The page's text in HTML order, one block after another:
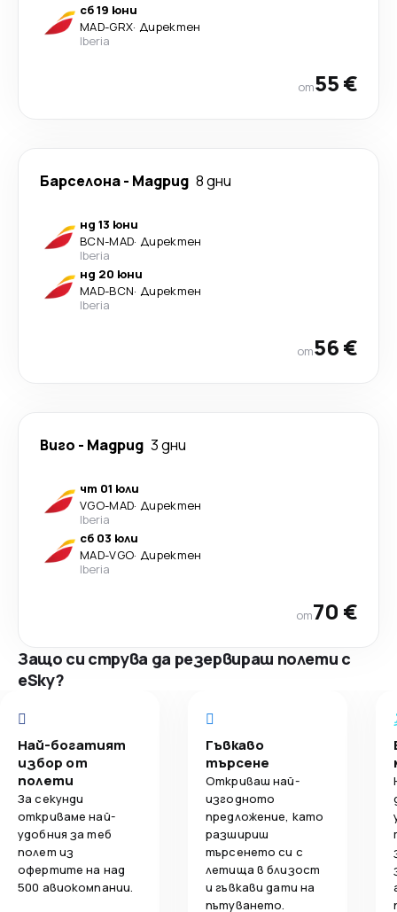
сб 19 юни
MAD-GRX· Директен
Iberia
от55 €
Барселона- Мадрид 8 дни
нд 13 юни
BCN-MAD· Директен
Iberia
нд 20 юни
MAD-BCN· Директен
Iberia
от56 €
Виго - Мадрид 3 дни
чт 01 юли
VGO-MAD· Директен
Iberia
сб 03 юли
MAD-VGO· Директен
Iberia
от70 €
Защо си струва да резервираш полети с
eSky?
Най-богатият
избор от
полети
За секунди
откриваме най-
удобния за теб
полет из
офертите на над
500 авиокомпании.
Гъвкаво
търсене
Откриваш най-
изгодното
предложение, като
разшириш
търсенето си с
летища в близост
и гъвкави дати на
пътуването.